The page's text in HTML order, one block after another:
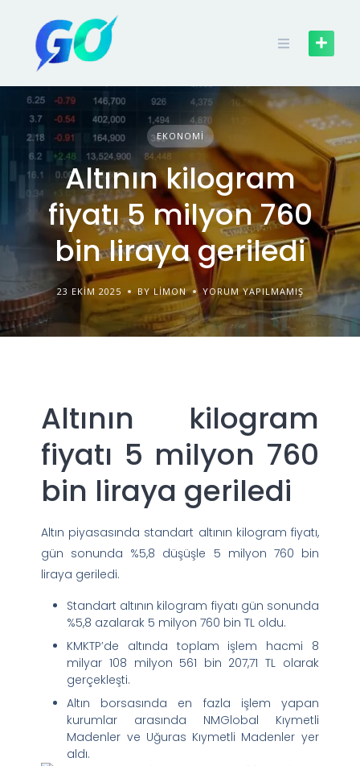
EKONOMI
Altının kilogram
fiyatı 5 milyon 760
bin liraya geriledi
23 EKIM 2025 BY LIMON YORUM YAPILMAMIŞ
Altının kilogram
fiyatı 5 milyon 760
bin liraya geriledi
Altın piyasasında standart altının kilogram fiyatı,
gün sonunda %5,8 düşüşle 5 milyon 760 bin
liraya geriledi.
Standart altının kilogram fiyatı gün sonunda
%5,8 azalarak 5 milyon 760 bin TL oldu.
KMKTP’de altında toplam işlem hacmi 8
milyar 108 milyon 561 bin 207,71 TL olarak
gerçekleşti.
Altın borsasında en fazla işlem yapan
kurumlar arasında NMGlobal Kıymetli
Madenler ve Uğuras Kıymetli Madenler yer
aldı.